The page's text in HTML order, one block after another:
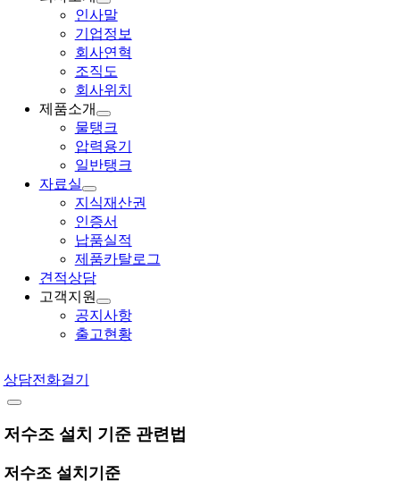
인사말
기업정보
회사연혁
조직도
회사위치
제품소개
물탱크
압력용기
일반탱크
자료실
지식재산권
인증서
납품실적
제품카탈로그
견적상담
고객지원
공지사항
출고현황
상담전화걸기
저수조 설치 기준 관련법
저수조 설치기준